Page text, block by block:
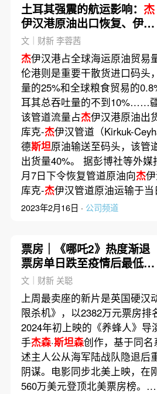
土耳其强震的航运影响： 杰
伊汉港原油出口恢复、伊斯
肯德伦港或将停摆数月
文｜财新 李蓉茜
杰伊汉港占全球海运原油贸易
伦港则是重要干散货进口码头
量的25%和全球粮食贸易的
耳其总吞吐量的不到10%……
该管道流量占杰伊汉港原油出
库克-杰伊汉管道（Kirkuk-
德斯坦原油输送至码头，该管
出货量40%。 据彭博社等外
月7日下令恢复管道原油向杰
库克-杰伊汉管道原油运输于
2023年2月16日 · 公司频道
票房｜《哪吒2》热度渐退
票房单日跌至疫情后最低水
平
文｜财新 关聪
上周最卖座的新片是英国硬汉
限杀机》，以2382万元票房排
2024年初上映的《养蜂人》导
手杰森·斯坦森创作，基于同
述主人公从海军陆战队隐退后
阴谋。电影同步北美上映，在
560万美元登顶北美票房榜。